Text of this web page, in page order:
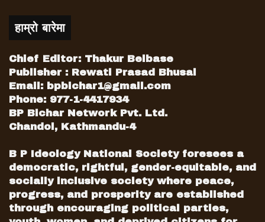
हाम्रो बारेमा
Chief Editor: Thakur Belbase
Publisher : Rewati Prasad Bhusal
Email: bpbichar1@gmail.com
Phone: 977-1-4417934
BP Bichar Network Pvt. Ltd.
Chandol, Kathmandu-4
B P Ideology National Society foresees a
democratic, rightful, gender-equitable, and
socially inclusive society where peace,
progress, and prosperity are established
through encouraging political parties,